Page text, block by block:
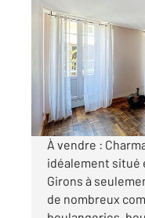
47,96 m
Ref : 11875
79
Visiter le site dédié
À vendre :
idéalement situé
Girons à
de nombreux